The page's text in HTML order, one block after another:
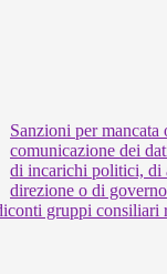
Sanzioni per mancata
comunicazione dei
di incarichi politici, di
direzione o di governo
gruppi consiliari